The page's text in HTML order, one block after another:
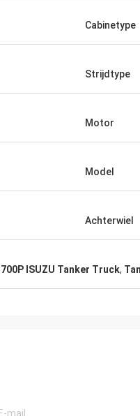
Cabinetype
Strijdtype
Motor
Model
Achterwiel
700P ISUZU Tanker Truck,